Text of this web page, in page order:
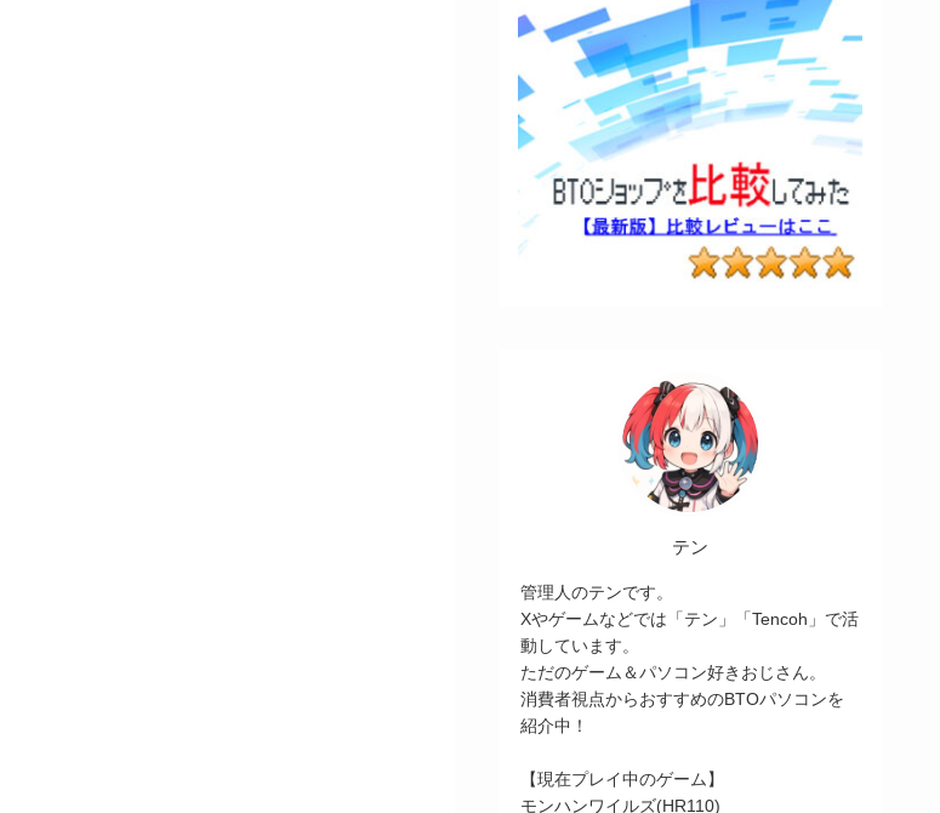
テン
管理人のテンです。
Xやゲームなどでは「テン」「Tencoh」で活
動しています。
ただのゲーム＆パソコン好きおじさん。
消費者視点からおすすめのBTOパソコンを
紹介中！
【現在プレイ中のゲーム】
モンハンワイルズ(HR110)